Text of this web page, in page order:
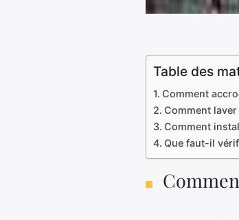
Table des
Comment
Comment
Comment
Que faut-il